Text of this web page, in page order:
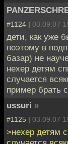
#1124 | 03.09.07
дети, как уже
поэтому в
базар) не
нехер детям
случается
пример брать
ussuri »
#1125 | 03.09.07
>нехер детям